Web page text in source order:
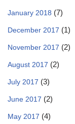
January 2018 (7)
December 2017 (1)
November 2017 (2)
August 2017 (2)
July 2017 (3)
June 2017 (2)
May 2017 (4)